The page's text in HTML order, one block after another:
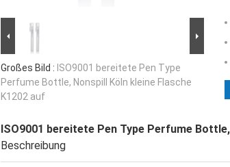
Großes Bild : ISO9001 bereitete Pen Type
Perfume Bottle, Nonspill Köln kleine Flasche
K1202 auf
ISO9001 bereitete Pen Type Perfume
Beschreibung